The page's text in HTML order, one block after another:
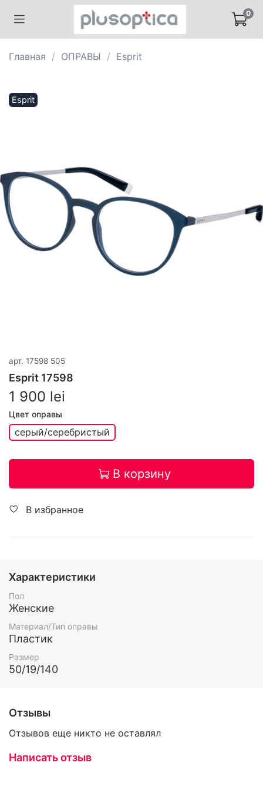
0
Главная ОПРАВЫ Esprit
Esprit
арт. 17598 505
Esprit 17598
1 900 lei
Цвет оправы
серый/серебристый
В корзину
В избранное
Характеристики
Пол
Женские
Материал/Тип оправы
Пластик
Размер
50/19/140
Отзывы
Отзывов еще никто не оставлял
Написать отзыв